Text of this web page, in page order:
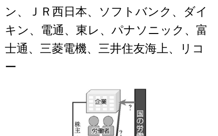
ン、ＪＲ西日本、ソフトバンク、ダイ
キン、電通、東レ、パナソニック、富
士通、三菱電機、三井住友海上、リコ
ー